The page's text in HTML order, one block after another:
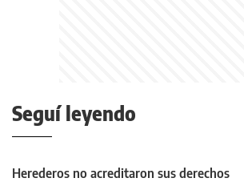
Seguí leyendo
Herederos no acreditaron sus derechos